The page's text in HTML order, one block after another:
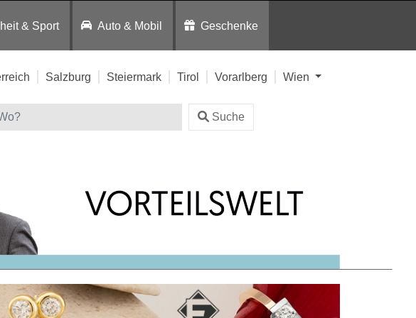
& Sport Auto & Mobil Geschenke
Salzburg Steiermark Tirol Vorarlberg Wien
Suche